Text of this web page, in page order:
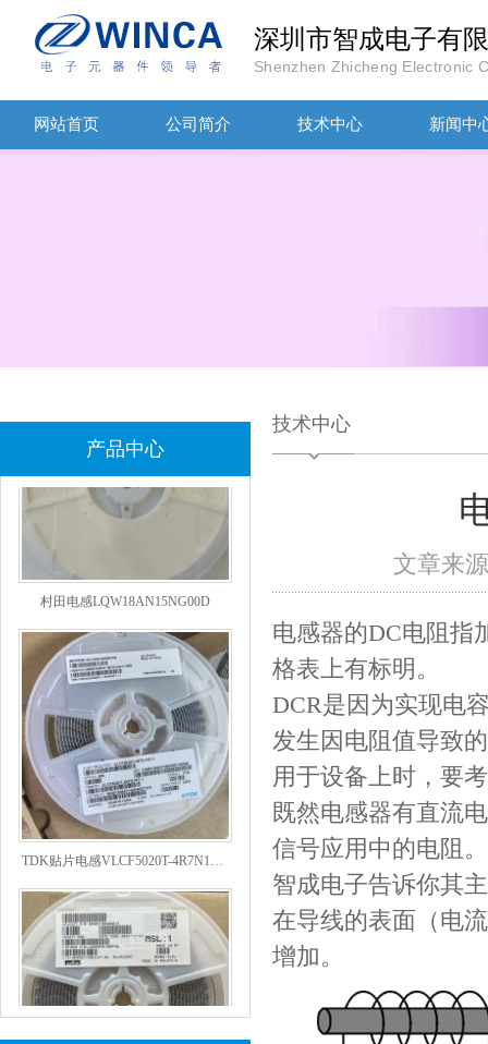
深圳市智成电子有
Shenzhen Zhicheng Electronic
网站首页 公司简介 技术中心 新闻中
产品中心
TDK滤波器ACM2012-202-2P-T002参数
技术中心
文章来
电感器的DC电阻指
格表上有标明。
DCR是因为实现电
发生因电阻值导致
用于设备上时，要
既然电感器有直流
信号应用中的电阻
智成电子告诉你其
在导线的表面（电
增加。